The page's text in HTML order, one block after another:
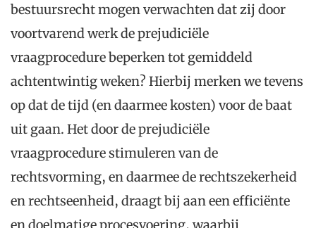
bestuursrecht mogen verwachten dat zij door
voortvarend werk de prejudiciële
vraagprocedure beperken tot gemiddeld
achtentwintig weken? Hierbij merken we tevens
op dat de tijd (en daarmee kosten) voor de baat
uit gaan. Het door de prejudiciële
vraagprocedure stimuleren van de
rechtsvorming, en daarmee de rechtszekerheid
en rechtseenheid, draagt bij aan een efficiënte
en doelmatige procesvoering, waarbij